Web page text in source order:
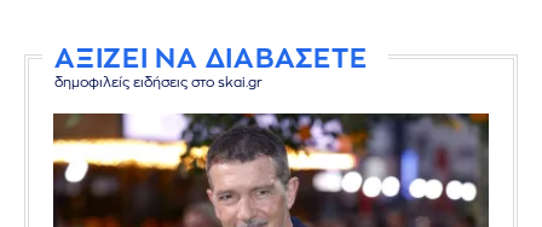
ΑΞΙΖΕΙ ΝΑ ΔΙΑΒΑΣΕΤΕ
δημοφιλείς ειδήσεις στο skai.gr